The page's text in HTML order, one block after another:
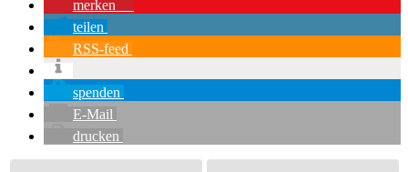
merken
teilen
RSS-feed
spenden
E-Mail
drucken